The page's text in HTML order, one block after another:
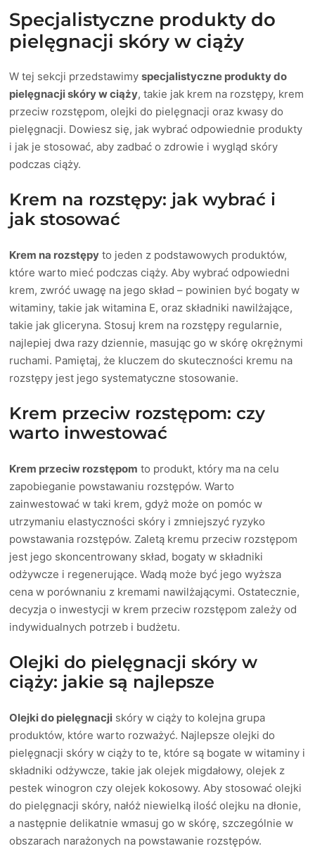
Specjalistyczne produkty do
pielęgnacji skóry w ciąży
W tej sekcji przedstawimyspecjalistyczne produkty do
pielęgnacji skóry w ciąży, takie jak krem na rozstępy, krem
przeciw rozstępom, olejki do pielęgnacji oraz kwasy do
pielęgnacji. Dowiesz się, jak wybrać odpowiednie produkty
i jak je stosować, aby zadbać o zdrowie i wygląd skóry
podczas ciąży.
Krem na rozstępy: jak wybrać i
jak stosować
Krem na rozstępy to jeden z podstawowych produktów,
które warto mieć podczas ciąży. Aby wybrać odpowiedni
krem, zwróć uwagę na jego skład – powinien być bogaty w
witaminy, takie jak witamina E, oraz składniki nawilżające,
takie jak gliceryna. Stosuj krem na rozstępy regularnie,
najlepiej dwa razy dziennie, masując go w skórę okrężnymi
ruchami. Pamiętaj, że kluczem do skuteczności kremu na
rozstępy jest jego systematyczne stosowanie.
Krem przeciw rozstępom: czy
warto inwestować
Krem przeciw rozstępom to produkt, który ma na celu
zapobieganie powstawaniu rozstępów. Warto
zainwestować w taki krem, gdyż może on pomóc w
utrzymaniu elastyczności skóry i zmniejszyć ryzyko
powstawania rozstępów. Zaletą kremu przeciw rozstępom
jest jego skoncentrowany skład, bogaty w składniki
odżywcze i regenerujące. Wadą może być jego wyższa
cena w porównaniu z kremami nawilżającymi. Ostatecznie,
decyzja o inwestycji w krem przeciw rozstępom zależy od
indywidualnych potrzeb i budżetu.
Olejki do pielęgnacji skóry w
ciąży: jakie są najlepsze
Olejki do pielęgnacji skóry w ciąży to kolejna grupa
produktów, które warto rozważyć. Najlepsze olejki do
pielęgnacji skóry w ciąży to te, które są bogate w witaminy i
składniki odżywcze, takie jak olejek migdałowy, olejek z
pestek winogron czy olejek kokosowy. Aby stosować olejki
do pielęgnacji skóry, nałóż niewielką ilość olejku na dłonie,
a następnie delikatnie wmasuj go w skórę, szczególnie w
obszarach narażonych na powstawanie rozstępów.